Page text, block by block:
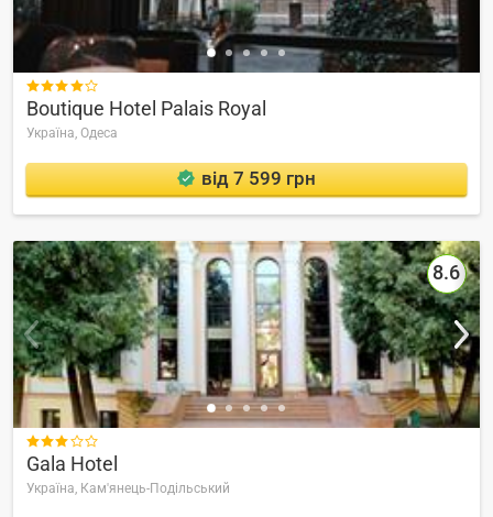

Boutique Hotel Palais Royal
Україна, Одеса
від 7 599 грн
8.6

Gala Hotel
Україна, Кам'янець-Подільський